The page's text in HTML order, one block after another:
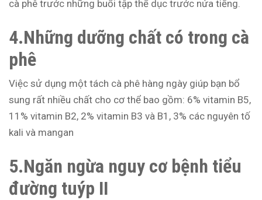
cà phê trước những buổi tập thể dục trước nửa tiếng.
4.Những dưỡng chất có trong cà
phê
Việc sử dụng một tách cà phê hàng ngày giúp bạn bổ
sung rất nhiều chất cho cơ thể bao gồm: 6% vitamin B5,
11% vitamin B2, 2% vitamin B3 và B1, 3% các nguyên tố
kali và mangan
5.Ngăn ngừa nguy cơ bệnh tiểu
đường tuýp II